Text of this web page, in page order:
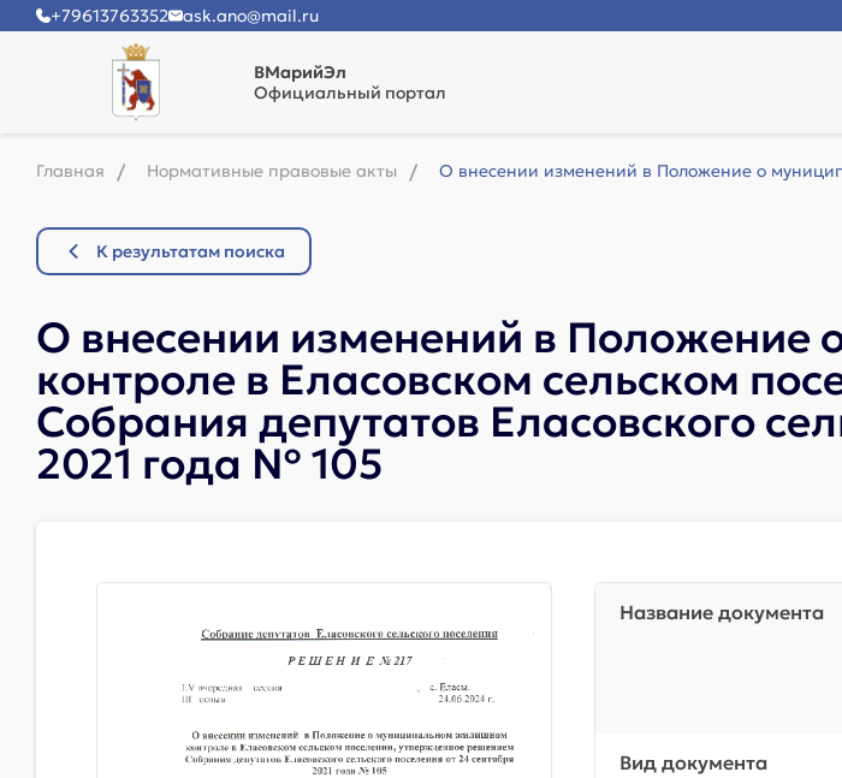
+79613763352 ask.ano@mail.ru
ВМарийЭл
Официальный портал
Главная Нормативные правовые акты О внесении изменений в Положение о
К результатам поиска
О внесении изменений в
контроле в Еласовском сельском
Собрания депутатов Еласовского
2021 года № 105
Название документа
Вид документа